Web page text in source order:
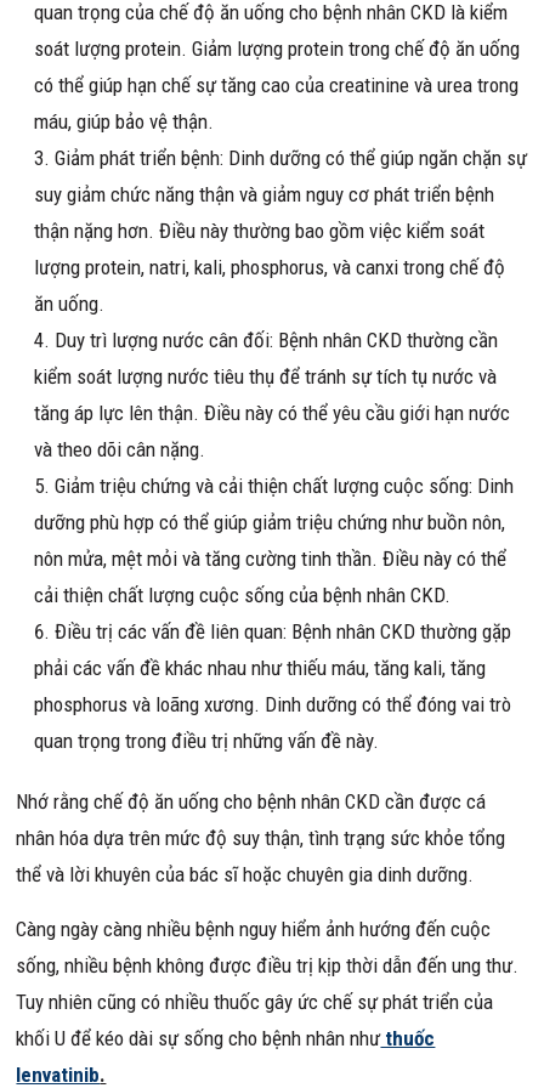
quan trọng của chế độ ăn uống cho bệnh nhân CKD là kiểm
soát lượng protein. Giảm lượng protein trong chế độ ăn uống
có thể giúp hạn chế sự tăng cao của creatinine và urea trong
máu, giúp bảo vệ thận.
Giảm phát triển bệnh: Dinh dưỡng có thể giúp ngăn chặn sự
suy giảm chức năng thận và giảm nguy cơ phát triển bệnh
thận nặng hơn. Điều này thường bao gồm việc kiểm soát
lượng protein, natri, kali, phosphorus, và canxi trong chế độ
ăn uống.
Duy trì lượng nước cân đối: Bệnh nhân CKD thường cần
kiểm soát lượng nước tiêu thụ để tránh sự tích tụ nước và
tăng áp lực lên thận. Điều này có thể yêu cầu giới hạn nước
và theo dõi cân nặng.
Giảm triệu chứng và cải thiện chất lượng cuộc sống: Dinh
dưỡng phù hợp có thể giúp giảm triệu chứng như buồn nôn,
nôn mửa, mệt mỏi và tăng cường tinh thần. Điều này có thể
cải thiện chất lượng cuộc sống của bệnh nhân CKD.
Điều trị các vấn đề liên quan: Bệnh nhân CKD thường gặp
phải các vấn đề khác nhau như thiếu máu, tăng kali, tăng
phosphorus và loãng xương. Dinh dưỡng có thể đóng vai trò
quan trọng trong điều trị những vấn đề này.
Nhớ rằng chế độ ăn uống cho bệnh nhân CKD cần được cá
nhân hóa dựa trên mức độ suy thận, tình trạng sức khỏe tổng
thể và lời khuyên của bác sĩ hoặc chuyên gia dinh dưỡng.
Càng ngày càng nhiều bệnh nguy hiểm ảnh hướng đến cuộc
sống, nhiều bệnh không được điều trị kịp thời dẫn đến ung thư.
Tuy nhiên cũng có nhiều thuốc gây ức chế sự phát triển của
khối U để kéo dài sự sống cho bệnh nhân nhưthuốc
lenvatinib.